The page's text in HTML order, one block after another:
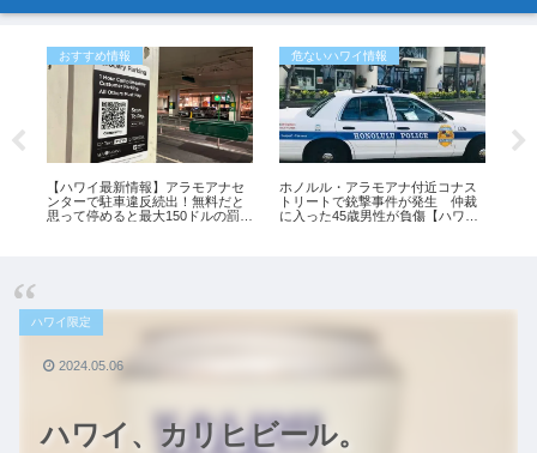
おすすめ情報
【ハワイ最新情報】アラモアナセ
ンターで駐車違反続出！無料だと
思って停めると最大150ドルの罰金
危ないハワイ情報
ホノルル・アラモアナ付近コナス
トリートで銃撃事件が発生 仲裁
に入った45歳男性が負傷【ハワイ
ハワイ、カリヒビール。
ハワイ限定
2024.05.06